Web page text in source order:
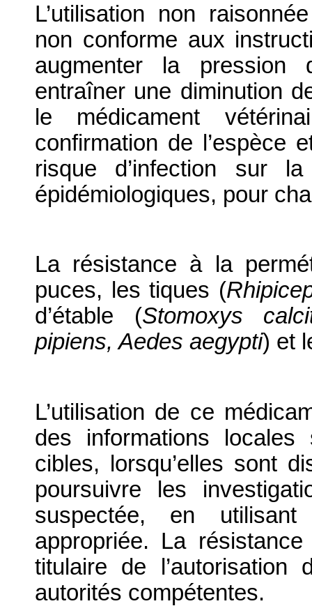
L’utilisation non
non conforme aux
augmenter la pression
entraîner une diminution
le médicament
confirmation de l’espèce
risque d’infection sur
épidémiologiques, pour
La résistance à la
puces, les tiques (
d’étable (Stomoxys
pipiens, Aedes aegypti) et
L’utilisation de ce
des informations
cibles, lorsqu’elles sont
poursuivre les
suspectée, en
appropriée. La
titulaire de
autorités compétentes.